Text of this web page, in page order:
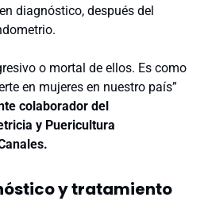
diagnóstico, después del
o mortal de ellos. Es como
en mujeres en nuestro país”
colaborador del
y Puericultura
y tratamiento